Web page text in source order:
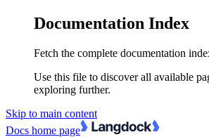
Documentation Index
Fetch the complete documentation
Use this file to discover all available
exploring further.
Skip to main content
Docs home page